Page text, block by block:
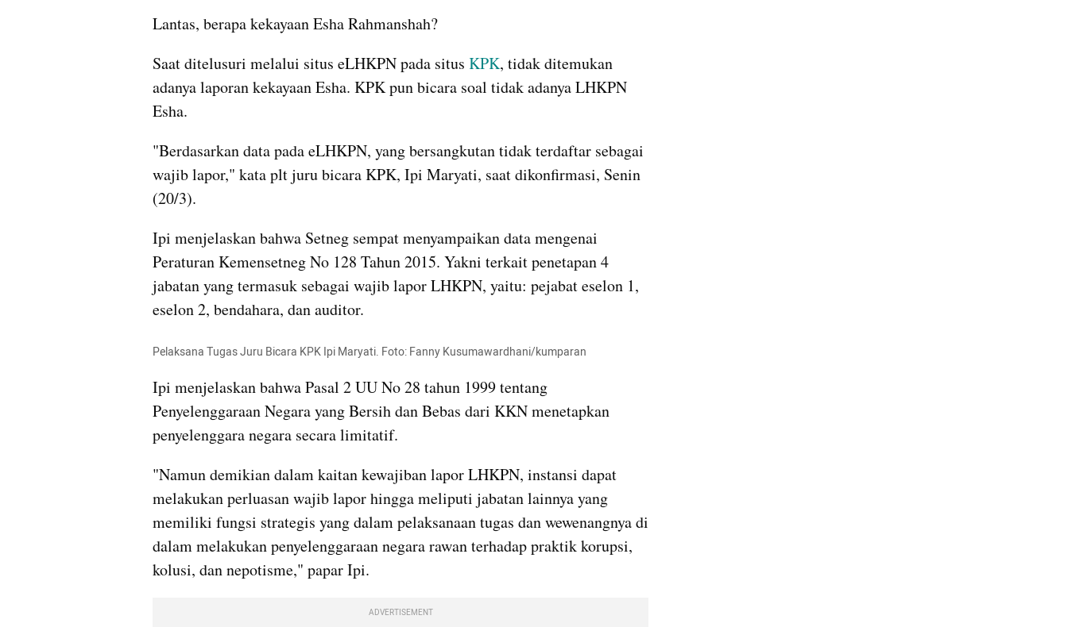
Lantas, berapa kekayaan Esha Rahmanshah?
Saat ditelusuri melalui situs eLHKPN pada situs KPK, tidak ditemukan
adanya laporan kekayaan Esha. KPK pun bicara soal tidak adanya LHKPN
Esha.
"Berdasarkan data pada eLHKPN, yang bersangkutan tidak terdaftar sebagai
wajib lapor," kata plt juru bicara KPK, Ipi Maryati, saat dikonfirmasi, Senin
(20/3).
Ipi menjelaskan bahwa Setneg sempat menyampaikan data mengenai
Peraturan Kemensetneg No 128 Tahun 2015. Yakni terkait penetapan 4
jabatan yang termasuk sebagai wajib lapor LHKPN, yaitu: pejabat eselon 1,
eselon 2, bendahara, dan auditor.
Pelaksana Tugas Juru Bicara KPK Ipi Maryati. Foto: Fanny Kusumawardhani/kumparan
Ipi menjelaskan bahwa Pasal 2 UU No 28 tahun 1999 tentang
Penyelenggaraan Negara yang Bersih dan Bebas dari KKN menetapkan
penyelenggara negara secara limitatif.
"Namun demikian dalam kaitan kewajiban lapor LHKPN, instansi dapat
melakukan perluasan wajib lapor hingga meliputi jabatan lainnya yang
memiliki fungsi strategis yang dalam pelaksanaan tugas dan wewenangnya di
dalam melakukan penyelenggaraan negara rawan terhadap praktik korupsi,
kolusi, dan nepotisme," papar Ipi.
ADVERTISEMENT